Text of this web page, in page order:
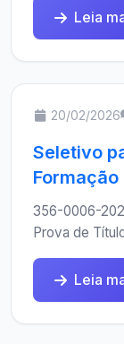
Leia
20/02/2026
Seletivo
Formação
356-0006-
Prova de
Leia